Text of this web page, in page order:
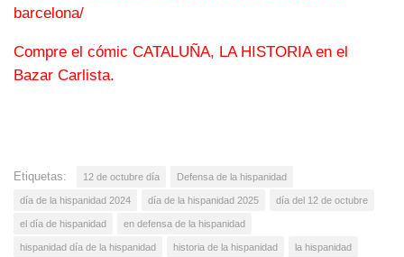
barcelona/
Compre el cómic CATALUÑA, LA HISTORIA en el
Bazar Carlista.
Etiquetas: 12 de octubre día Defensa de la hispanidad
día de la hispanidad 2024 día de la hispanidad 2025 día del 12 de octubre
el día de hispanidad en defensa de la hispanidad
hispanidad día de la hispanidad historia de la hispanidad la hispanidad